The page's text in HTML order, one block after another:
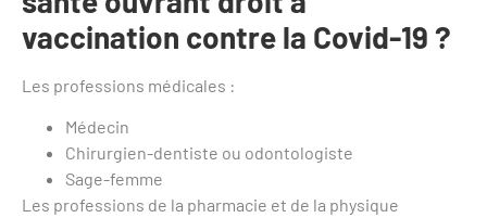
vaccination contre la Covid-19 ?
Les professions médicales :
Médecin
Chirurgien-dentiste ou odontologiste
Sage-femme
Les professions de la pharmacie et de la physique